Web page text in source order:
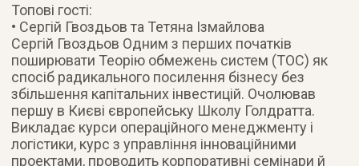
Топові гості:
• Сергій Гвоздьов та Тетяна Ізмайлова
Сергій Гвоздьов Одним з перших початків
поширювати Теорію обмежень систем (ТОС) як
спосіб радикального посилення бізнесу без
збільшення капітальних інвестицій. Очолював
першу в Києві європейську Школу Голдратта.
Викладає курси операційного менеджменту і
логістики, курс з управління інноваційними
проектами, проводить корпоративні семінари й